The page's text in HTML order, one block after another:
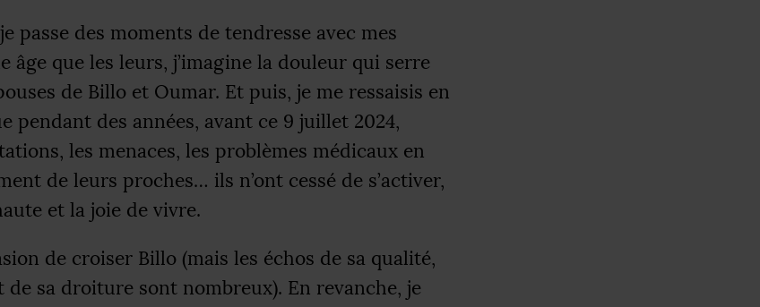
passe des moments de tendresse avec mes
âge que les leurs, j’imagine la douleur qui serre
de Billo et Oumar. Et puis, je me ressaisis en
pendant des années, avant ce 9 juillet 2024,
les menaces, les problèmes médicaux en
de leurs proches… ils n’ont cessé de s’activer,
et la joie de vivre.
de croiser Billo (mais les échos de sa qualité,
de sa droiture sont nombreux). En revanche, je